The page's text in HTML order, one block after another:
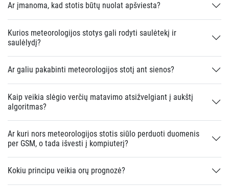
Ar įmanoma, kad stotis būtų nuolat apšviesta?
Kurios meteorologijos stotys gali rodyti saulėtekį ir
saulėlydį?
Ar galiu pakabinti meteorologijos stotį ant sienos?
Kaip veikia slėgio verčių matavimo atsižvelgiant į aukštį
algoritmas?
Ar kuri nors meteorologijos stotis siūlo perduoti duomenis
per GSM, o tada išvesti į kompiuterį?
Kokiu principu veikia orų prognozė?